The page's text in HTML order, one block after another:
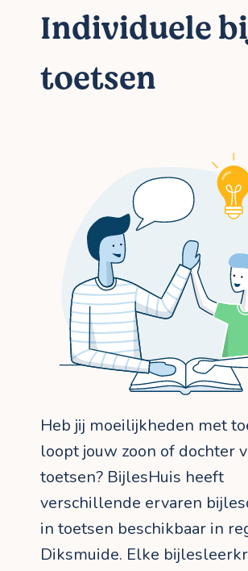
Individuele
toetsen
Heb jij moeilijkheden met
loopt jouw zoon of dochter
toetsen? BijlesHuis heeft
verschillende ervaren
in toetsen beschikbaar in
Diksmuide. Elke